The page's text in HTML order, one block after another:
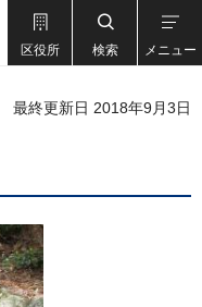
区役所 検索 メニュー
最終更新日 2018年9月3日